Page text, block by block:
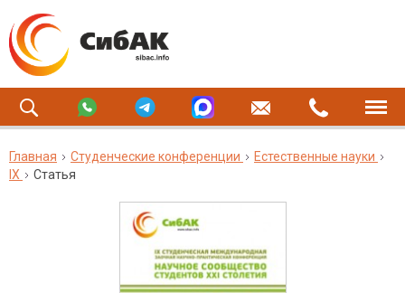
Главная Студенческие конференции
Естественные науки
IX
Статья